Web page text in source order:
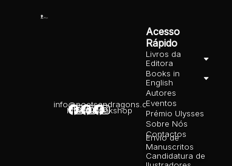
info@poetsandragons.com
InfantilAdultoBookshop
Acesso
Rápido
Livros da
Editora
Books in
English
Autores
Eventos
Prémio Ulysses
Sobre Nós
Contactos
Envio de
Manuscritos
Candidatura de